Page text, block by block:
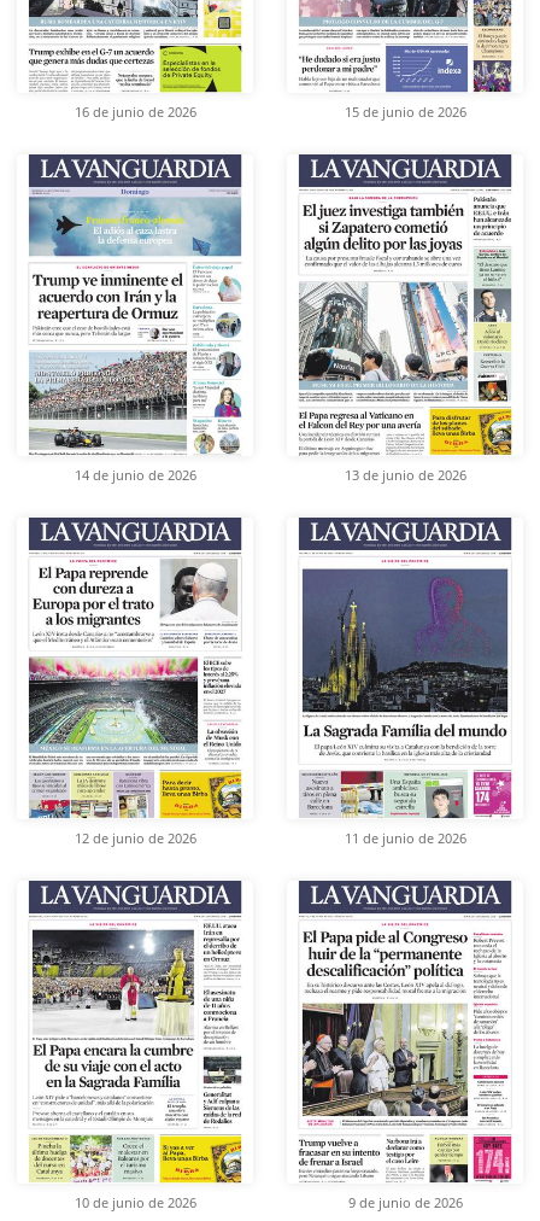
16 de junio de 2026 15 de junio de 2026
14 de junio de 2026 13 de junio de 2026
12 de junio de 2026 11 de junio de 2026
10 de junio de 2026 9 de junio de 2026